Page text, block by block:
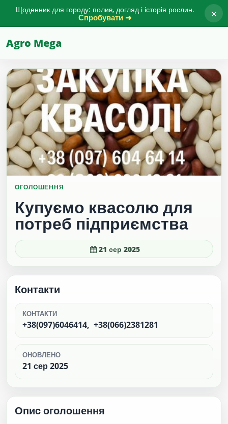
Щоденник для городу: полив, догляд і історія рослин.
Спробувати ➜ ×
Agro Mega
ОГОЛОШЕННЯ
Купуємо квасолю для
потреб підприємства
21 сер 2025
Контакти
КОНТАКТИ
+38(097)6046414, +38(066)2381281
ОНОВЛЕНО
21 сер 2025
Опис оголошення